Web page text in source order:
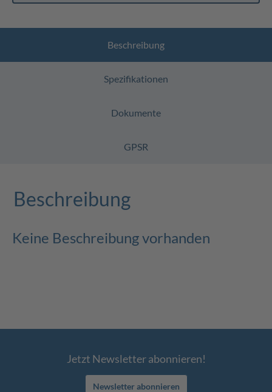
Beschreibung
Spezifikationen
Dokumente
GPSR
Beschreibung
Keine Beschreibung vorhanden
Jetzt Newsletter abonnieren!
Newsletter abonnieren